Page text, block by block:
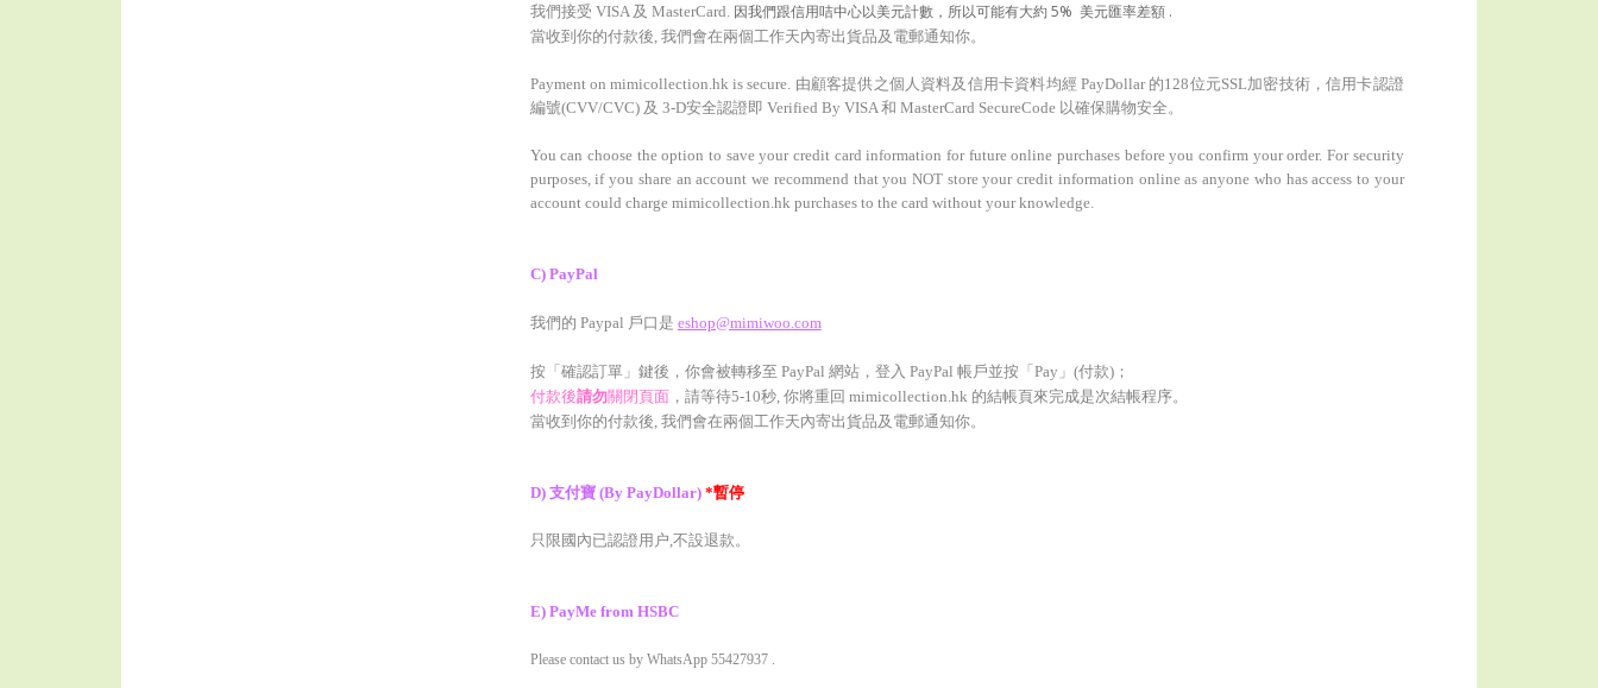
我們接受 VISA 及 MasterCard. 因我們跟信用咭中心以美元計數，所以可能有大約 5% 美元匯率差額 .
當收到你的付款後, 我們會在兩個工作天內寄出貨品及 電郵通知你。
Payment on mimicollection.hk is secure. 由顧客提供之個人資料及信用卡資料均經 PayDollar 的128位元SSL加密技術，信用卡認證
編號(CVV/CVC) 及 3-D安全認證即 Verified By VISA 和 MasterCard SecureCode 以確保購物安全。
You can choose the option to save your credit card information for future online purchases before you confirm your order. For security
purposes, if you share an account we recommend that you NOT store your credit information online as anyone who has access to your
account could charge mimicollection.hk purchases to the card without your knowledge.
C) PayPal
我們的 Paypal 戶口是 eshop@mimiwoo.com
按「確認訂單」鍵後，你會被轉移至 PayPal 網站，登入 PayPal 帳戶並按「Pay」(付款)；
付款後請勿關閉頁面， 請等待5-10秒, 你將重回 mimicollection.hk的結帳頁來完成是次結帳程序。
當收到你的付款後, 我們會在兩個工作天內寄出貨品及 電郵通知你。
D) 支付寶 (By PayDollar) *暫停
只限國內已認證用户,不設退款。
E) PayMe from HSBC
Please contact us by WhatsApp 55427937 .